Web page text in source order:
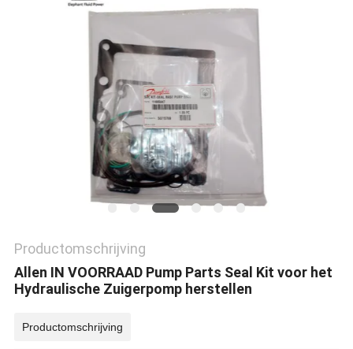
Productomschrijving
Allen IN VOORRAAD Pump Parts Seal Kit voor het
Hydraulische Zuigerpomp herstellen
Productomschrijving